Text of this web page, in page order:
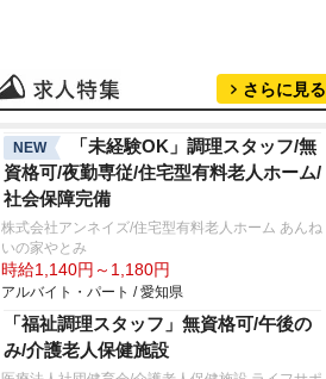
さらに見る
NEW
「未経験OK」調理スタッフ/無
資格可/夜勤専従/住宅型有料老人ホーム/
社会保障完備
株式会社アンネイズ/住宅型有料老人ホーム あんね
いの家やとみ
時給1,140円～1,180円
アルバイト・パート / 愛知県
「福祉調理スタッフ」無資格可/午後の
み/介護老人保健施設